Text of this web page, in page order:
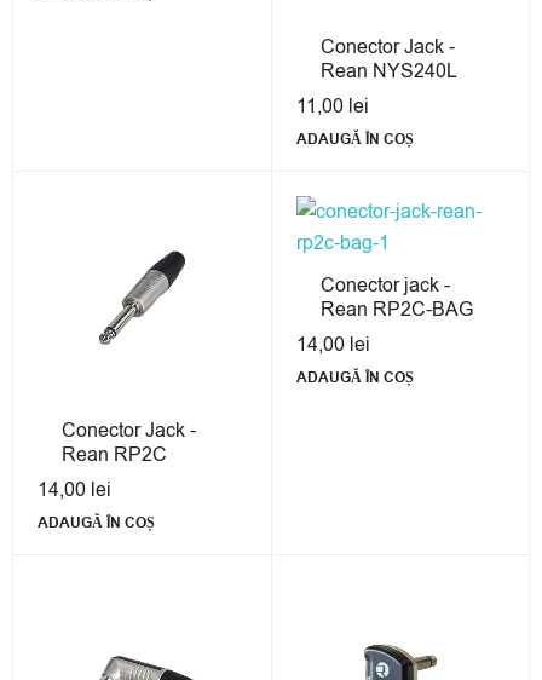
Conector Jack -
Rean NYS240L
11,00 lei
ADAUGĂ ÎN COȘ
Conector Jack -
Rean RP2C
14,00 lei
ADAUGĂ ÎN COȘ
Conector jack -
Rean RP2C-BAG
14,00 lei
ADAUGĂ ÎN COȘ